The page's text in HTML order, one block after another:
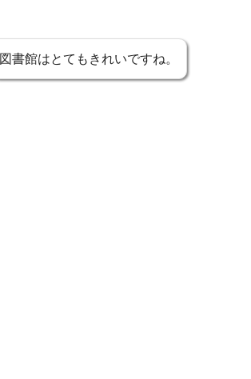
図書館はとてもきれいですね。